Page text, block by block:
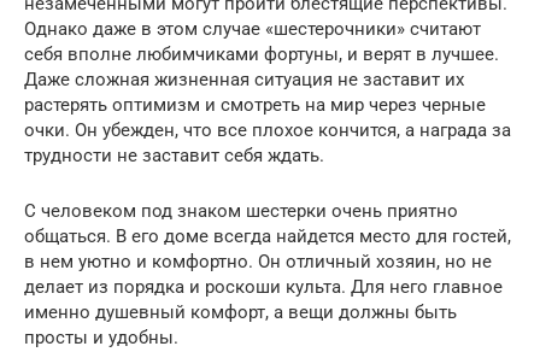
Однако даже в этом случае «шестерочники» считают
себя вполне любимчиками фортуны, и верят в лучшее.
Даже сложная жизненная ситуация не заставит их
растерять оптимизм и смотреть на мир через черные
очки. Он убежден, что все плохое кончится, а награда за
трудности не заставит себя ждать.
С человеком под знаком шестерки очень приятно
общаться. В его доме всегда найдется место для гостей,
в нем уютно и комфортно. Он отличный хозяин, но не
делает из порядка и роскоши культа. Для него главное
именно душевный комфорт, а вещи должны быть
просты и удобны.